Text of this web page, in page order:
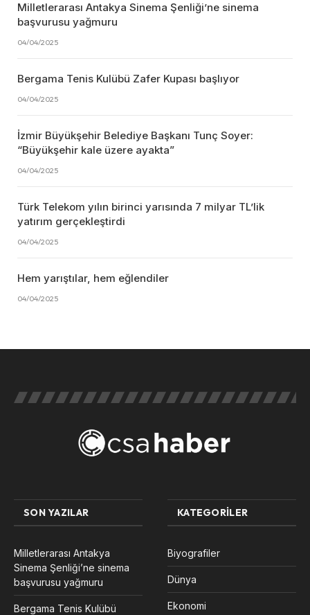
Milletlerarası Antakya Sinema Şenliği’ne sinema
başvurusu yağmuru
04/04/2025
Bergama Tenis Kulübü Zafer Kupası başlıyor
04/04/2025
İzmir Büyükşehir Belediye Başkanı Tunç Soyer:
“Büyükşehir kale üzere ayakta”
04/04/2025
Türk Telekom yılın birinci yarısında 7 milyar TL’lik
yatırım gerçekleştirdi
04/04/2025
Hem yarıştılar, hem eğlendiler
04/04/2025
SON YAZILAR
Milletlerarası Antakya
Sinema Şenliği’ne sinema
başvurusu yağmuru
Bergama Tenis Kulübü
KATEGORILER
Biyografiler
Dünya
Ekonomi